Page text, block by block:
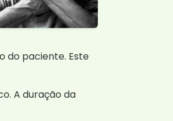
do paciente. Este
A duração da